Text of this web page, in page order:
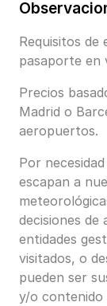
Requisitos de
pasaporte en
Precios
Madrid o
aeropuertos.
Por
escapan a
decisiones de
entidades
visitados, o
pueden ser
y/o contenido